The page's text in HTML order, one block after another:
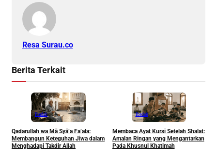
Resa Surau.co
Berita Terkait
Ibadah
Qadarullah wa Mā Syā’a Fa’ala:
Membangun Keteguhan Jiwa dalam
Menghadapi Takdir Allah
Ibadah
Membaca Ayat Kursi Setelah Shalat:
Amalan Ringan yang Mengantarkan
Pada Khusnul Khatimah